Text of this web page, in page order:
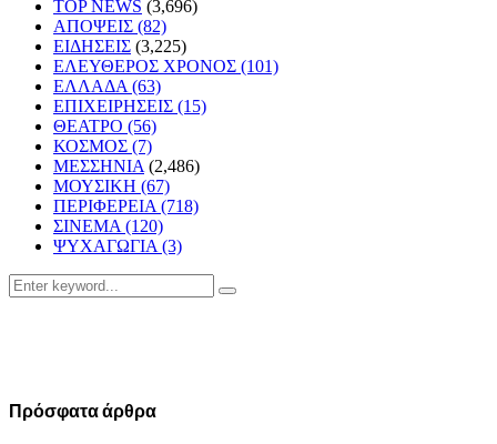
TOP NEWS (3,696)
ΑΠΟΨΕΙΣ (82)
ΕΙΔΗΣΕΙΣ (3,225)
ΕΛΕΥΘΕΡΟΣ ΧΡΟΝΟΣ (101)
ΕΛΛΑΔΑ (63)
ΕΠΙΧΕΙΡΗΣΕΙΣ (15)
ΘΕΑΤΡΟ (56)
ΚΟΣΜΟΣ (7)
ΜΕΣΣΗΝΙΑ (2,486)
ΜΟΥΣΙΚΗ (67)
ΠΕΡΙΦΕΡΕΙΑ (718)
ΣΙΝΕΜΑ (120)
ΨΥΧΑΓΩΓΙΑ (3)
Search
for:
Search
Πρόσφατα άρθρα